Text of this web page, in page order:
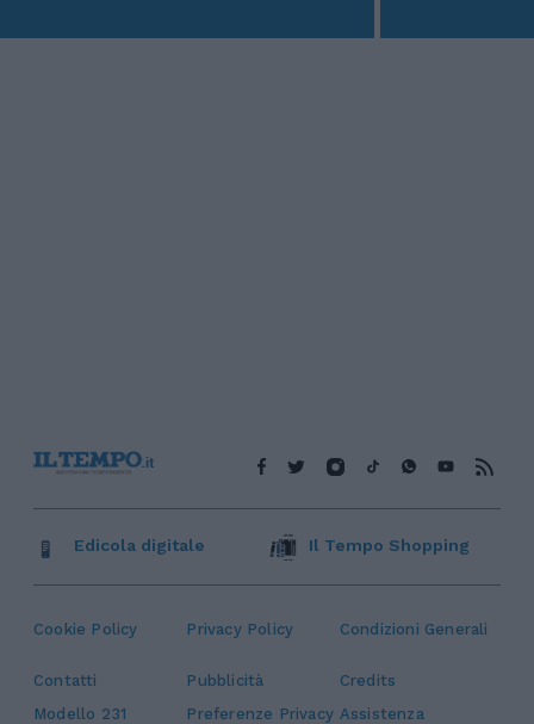
Cookie Policy Privacy Policy Condizioni Generali
Contatti Pubblicità
Credits
Modello 231
Preferenze Privacy Assistenza
Edicola digitale Il Tempo Shopping